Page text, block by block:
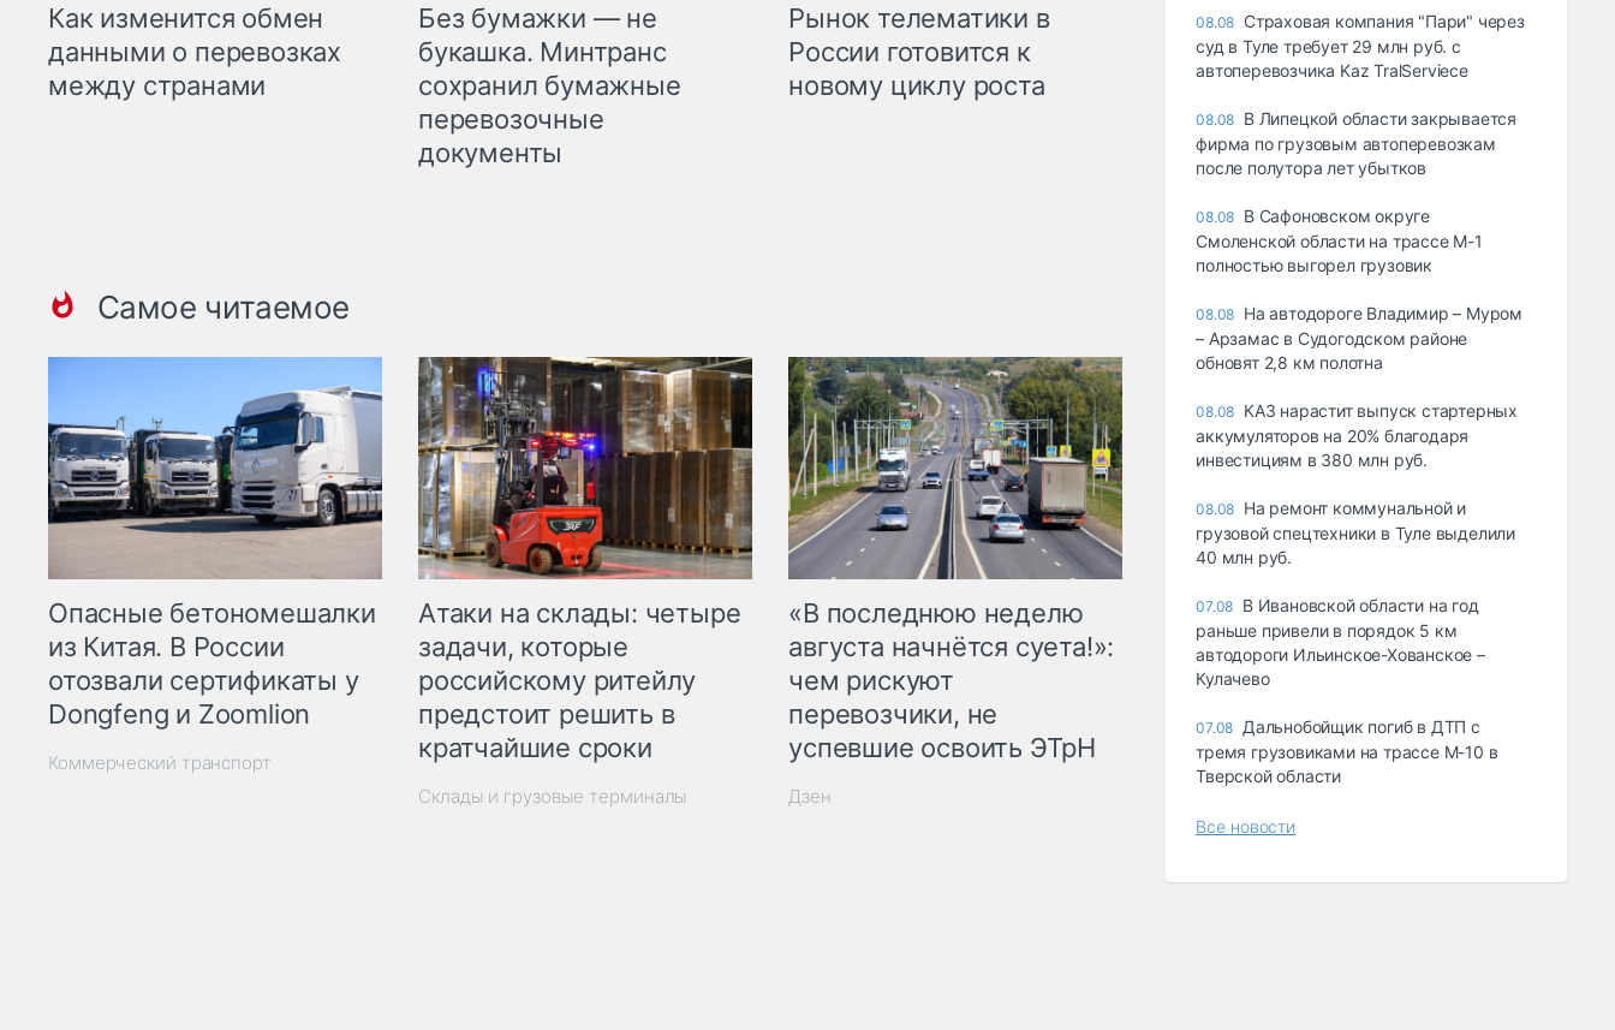
Как изменится обмен
данными о перевозках
между странами
Без бумажки — не
букашка. Минтранс
сохранил бумажные
перевозочные
документы
Рынок телематики в
России готовится к
новому циклу роста
Самое читаемое
Опасные бетономешалки
из Китая. В России
отозвали сертификаты у
Dongfeng и Zoomlion
Коммерческий транспорт
Атаки на склады: четыре
задачи, которые
российскому ритейлу
предстоит решить в
кратчайшие сроки
Склады и грузовые терминалы
«В последнюю неделю
августа начнётся суета!»:
чем рискуют
перевозчики, не
успевшие освоить ЭТрН
Дзен
08.08 Страховая компания "Пари" через
суд в Туле требует 29 млн руб. с
автоперевозчика Kaz TralServiece
08.08 В Липецкой области закрывается
фирма по грузовым автоперевозкам
после полутора лет убытков
08.08 В Сафоновском округе
Смоленской области на трассе М-1
полностью выгорел грузовик
08.08 На автодороге Владимир – Муром
– Арзамас в Судогодском районе
обновят 2,8 км полотна
08.08 КАЗ нарастит выпуск стартерных
аккумуляторов на 20% благодаря
инвестициям в 380 млн руб.
08.08 На ремонт коммунальной и
грузовой спецтехники в Туле выделили
40 млн руб.
07.08 В Ивановской области на год
раньше привели в порядок 5 км
автодороги Ильинское-Хованское –
Кулачево
07.08 Дальнобойщик погиб в ДТП с
тремя грузовиками на трассе М-10 в
Тверской области
Все новости